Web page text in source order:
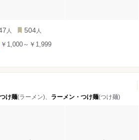
人 504 人
￥1,000～￥1,999
け麺(ラーメン)、 ラーメン・つけ麺(つけ麺)